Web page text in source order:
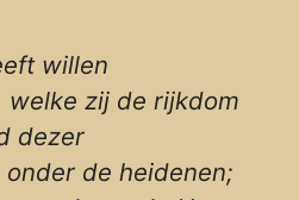
willen
welke zij de rijkdom
dezer
de heidenen;